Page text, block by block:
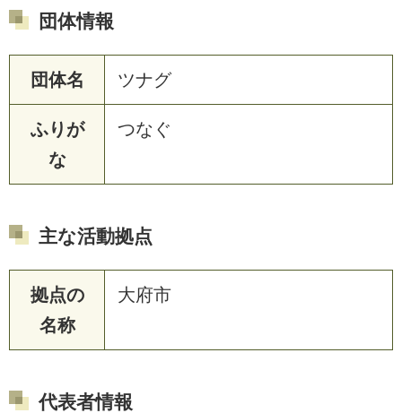
団体情報
団体名 ツナグ
ふりが
な
つなぐ
主な活動拠点
拠点の
名称
大府市
代表者情報